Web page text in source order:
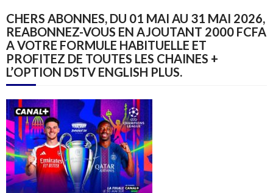
CHERS ABONNES, DU 01 MAI AU 31 MAI 2026,
REABONNEZ-VOUS EN AJOUTANT 2000 FCFA
A VOTRE FORMULE HABITUELLE ET
PROFITEZ DE TOUTES LES CHAINES +
L’OPTION DSTV ENGLISH PLUS.